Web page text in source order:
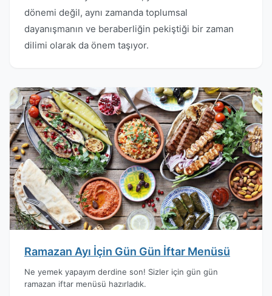
dönemi değil, aynı zamanda toplumsal
dayanışmanın ve beraberliğin pekiştiği bir zaman
dilimi olarak da önem taşıyor.
Ramazan Ayı İçin Gün Gün İftar Menüsü
Ne yemek yapayım derdine son! Sizler için gün gün
ramazan iftar menüsü hazırladık.